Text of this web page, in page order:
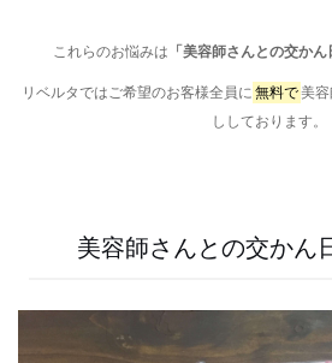
これらのお悩みは 「美容師さんとの交かん
リベルタではご希望のお客様全員に 無料で美
ししております。
美容師さんとの交か